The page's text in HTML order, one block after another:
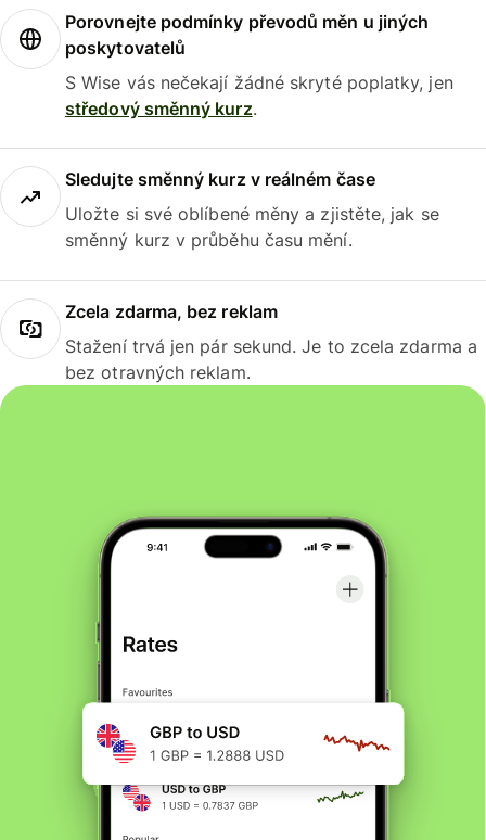
Porovnejte podmínky převodů měn u jiných
poskytovatelů
S Wise vás nečekají žádné skryté poplatky, jen
středový směnný kurz.
Sledujte směnný kurz v reálném čase
Uložte si své oblíbené měny a zjistěte, jak se
směnný kurz v průběhu času mění.
Zcela zdarma, bez reklam
Stažení trvá jen pár sekund. Je to zcela zdarma a
bez otravných reklam.